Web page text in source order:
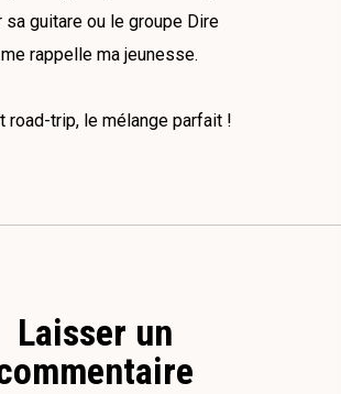
guitare ou le groupe Dire
rappelle ma jeunesse.
road-trip, le mélange parfait !
Laisser un